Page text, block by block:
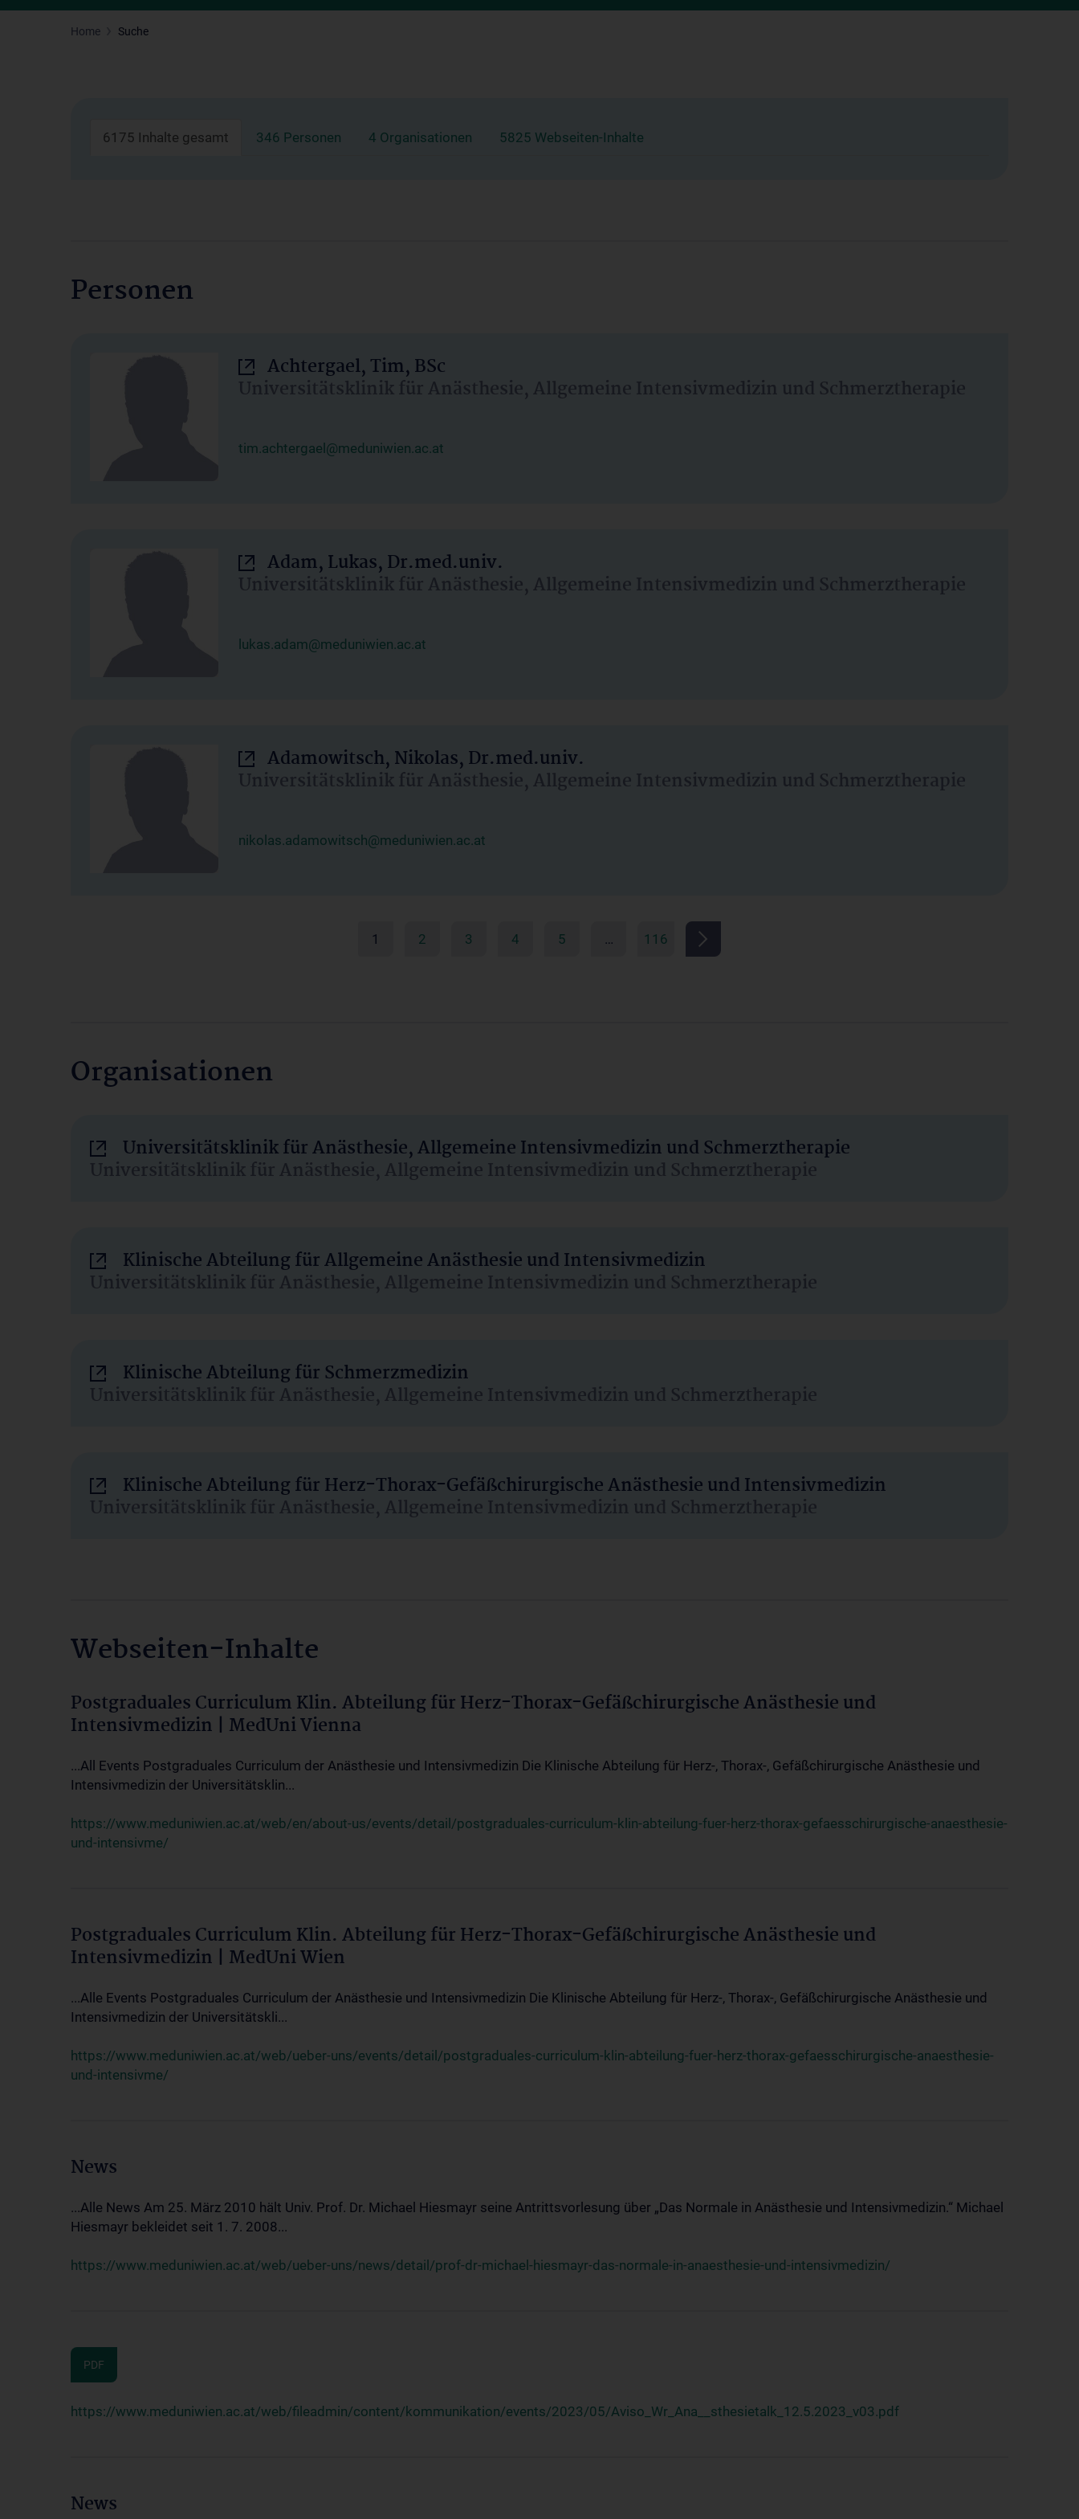
Home Suche
6175 Inhalte gesamt 346 Personen 4 Organisationen 5825 Webseiten-Inhalte
Personen
Achtergael, Tim, BSc
Universitätsklinik für Anästhesie, Allgemeine Intensivmedizin und Schmerztherapie
tim.achtergael@meduniwien.ac.at
Adam, Lukas, Dr.med.univ.
Universitätsklinik für Anästhesie, Allgemeine Intensivmedizin und Schmerztherapie
lukas.adam@meduniwien.ac.at
Adamowitsch, Nikolas, Dr.med.univ.
Universitätsklinik für Anästhesie, Allgemeine Intensivmedizin und Schmerztherapie
nikolas.adamowitsch@meduniwien.ac.at
1 2 3 4 5 … 116
Organisationen
Universitätsklinik für Anästhesie, Allgemeine Intensivmedizin und Schmerztherapie
Universitätsklinik für Anästhesie, Allgemeine Intensivmedizin und Schmerztherapie
Klinische Abteilung für Allgemeine Anästhesie und Intensivmedizin
Universitätsklinik für Anästhesie, Allgemeine Intensivmedizin und Schmerztherapie
Klinische Abteilung für Schmerzmedizin
Universitätsklinik für Anästhesie, Allgemeine Intensivmedizin und Schmerztherapie
Klinische Abteilung für Herz-Thorax-Gefäßchirurgische Anästhesie und Intensivmedizin
Universitätsklinik für Anästhesie, Allgemeine Intensivmedizin und Schmerztherapie
Webseiten-Inhalte
Postgraduales Curriculum Klin. Abteilung für Herz-Thorax-Gefäßchirurgische Anästhesie und
Intensivmedizin | MedUni Vienna
...All Events Postgraduales Curriculum der Anästhesie und Intensivmedizin Die Klinische Abteilung für Herz-, Thorax-, Gefäßchirurgische Anästhesie und
Intensivmedizin der Universitätsklin...
https://www.meduniwien.ac.at/web/en/about-us/events/detail/postgraduales-curriculum-klin-abteilung-fuer-herz-thorax-gefaesschirurgische-anaesthesie-
und-intensivme/
Postgraduales Curriculum Klin. Abteilung für Herz-Thorax-Gefäßchirurgische Anästhesie und
Intensivmedizin | MedUni Wien
...Alle Events Postgraduales Curriculum der Anästhesie und Intensivmedizin Die Klinische Abteilung für Herz-, Thorax-, Gefäßchirurgische Anästhesie und
Intensivmedizin der Universitätskli...
https://www.meduniwien.ac.at/web/ueber-uns/events/detail/postgraduales-curriculum-klin-abteilung-fuer-herz-thorax-gefaesschirurgische-anaesthesie-
und-intensivme/
News
...Alle News Am 25. März 2010 hält Univ. Prof. Dr. Michael Hiesmayr seine Antrittsvorlesung über „Das Normale in Anästhesie und Intensivmedizin.“ Michael
Hiesmayr bekleidet seit 1. 7. 2008...
https://www.meduniwien.ac.at/web/ueber-uns/news/detail/prof-dr-michael-hiesmayr-das-normale-in-anaesthesie-und-intensivmedizin/
PDF
https://www.meduniwien.ac.at/web/fileadmin/content/kommunikation/events/2023/05/Aviso_Wr_Ana__sthesietalk_12.5.2023_v03.pdf
News